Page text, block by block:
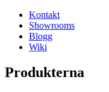
Kontakt
Showrooms
Blogg
Wiki
Produkterna